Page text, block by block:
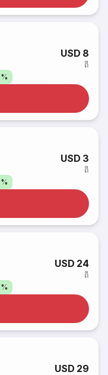
USD 8
ពី
USD 3
ពី
USD 24
ពី
USD 29